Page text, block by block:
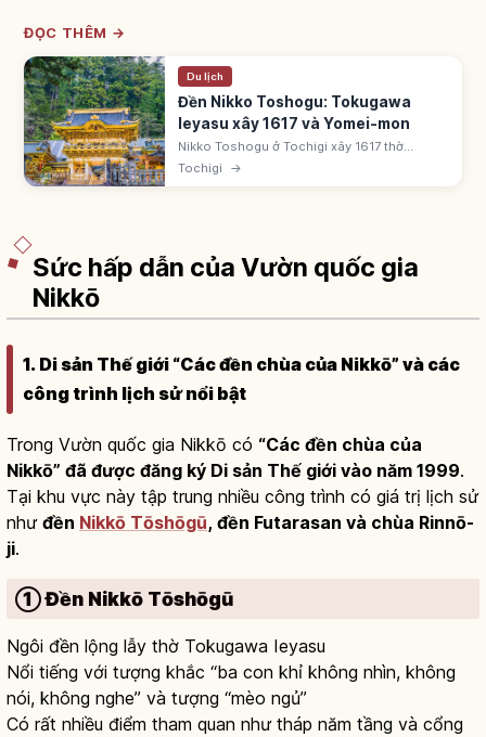
ĐỌC THÊM →
Du lịch
Đền Nikko Toshogu: Tokugawa
Ieyasu xây 1617 và Yomei-mon
Nikko Toshogu ở Tochigi xây 1617 thờ
Tokugawa Ieyasu ('Tosho Daigongen').
Trùng tu 1636 thời Iemitsu - 'Kan'ei no
Tochigi →
Sức hấp dẫn của Vườn quốc gia
Nikkō
1. Di sản Thế giới “Các đền chùa của Nikkō” và các
công trình lịch sử nổi bật
Trong Vườn quốc gia Nikkō có “Các đền chùa của
Nikkō” đã được đăng ký Di sản Thế giới vào năm 1999.
Tại khu vực này tập trung nhiều công trình có giá trị lịch sử
như đền Nikkō Tōshōgū, đền Futarasan và chùa Rinnō-
ji.
① Đền Nikkō Tōshōgū
Ngôi đền lộng lẫy thờ Tokugawa Ieyasu
Nổi tiếng với tượng khắc “ba con khỉ không nhìn, không
nói, không nghe” và tượng “mèo ngủ”
Có rất nhiều điểm tham quan như tháp năm tầng và cổng